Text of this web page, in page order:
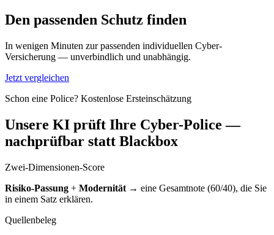
Den passenden Schutz finden
In wenigen Minuten zur passenden individuellen Cyber-
Versicherung — unverbindlich und unabhängig.
Jetzt vergleichen
Schon eine Police? Kostenlose Ersteinschätzung
Unsere KI prüft Ihre Cyber-Police —
nachprüfbar statt Blackbox
Zwei-Dimensionen-Score
Risiko-Passung + Modernität → eine Gesamtnote (60/40), die Sie
in einem Satz erklären.
Quellenbeleg